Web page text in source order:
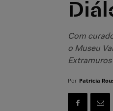
Com
o Museu
Extramuros’
Por Patricia